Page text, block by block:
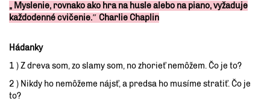
„ Myslenie, rovnako ako hra na husle alebo na piano, vyžaduje
každodenné cvičenie.″ Charlie Chaplin
Hádanky
1 ) Z dreva som, zo slamy som, no zhorieť nemôžem. Čo je to?
2 ) Nikdy ho nemôžeme nájsť, a predsa ho musíme stratiť. Čo je
to?